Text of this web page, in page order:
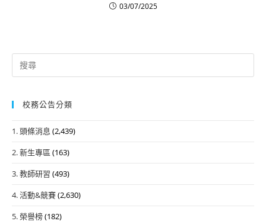
03/07/2025
Search
for:
校務公告分類
1. 頭條消息 (2,439)
2. 新生專區 (163)
3. 教師研習 (493)
4. 活動&競賽(2,630)
5. 榮譽榜(182)